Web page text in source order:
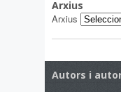
Arxius
Arxius
Autors i